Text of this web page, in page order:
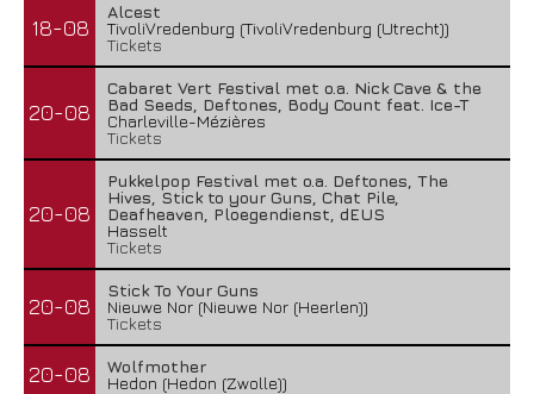
18-08
Alcest
TivoliVredenburg (TivoliVredenburg (Utrecht))
Tickets
20-08
Cabaret Vert Festival met o.a. Nick Cave & the
Bad Seeds, Deftones, Body Count feat. Ice-T
Charleville-Mézières
Tickets
20-08
Pukkelpop Festival met o.a. Deftones, The
Hives, Stick to your Guns, Chat Pile,
Deafheaven, Ploegendienst, dEUS
Hasselt
Tickets
20-08
Stick To Your Guns
Nieuwe Nor (Nieuwe Nor (Heerlen))
Tickets
20-08
Wolfmother
Hedon (Hedon (Zwolle))